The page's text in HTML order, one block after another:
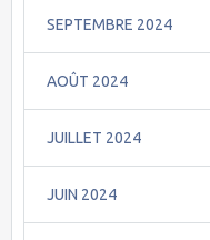
SEPTEMBRE 2024
AOÛT 2024
JUILLET 2024
JUIN 2024